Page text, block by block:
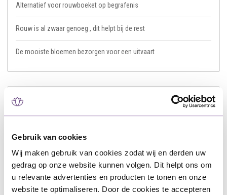
Gebruik van cookies
Wij maken gebruik van cookies zodat wij en derden uw
gedrag op onze website kunnen volgen. Dit helpt ons om
u relevante advertenties en producten te tonen en onze
website te optimaliseren. Door de cookies te accepteren
Alternatief voor rouwboeket op begrafenis
Rouw is al zwaar genoeg , dit helpt bij de rest
De mooiste bloemen bezorgen voor een uitvaart
Tags
bezorging(1)
Bloemen (4)